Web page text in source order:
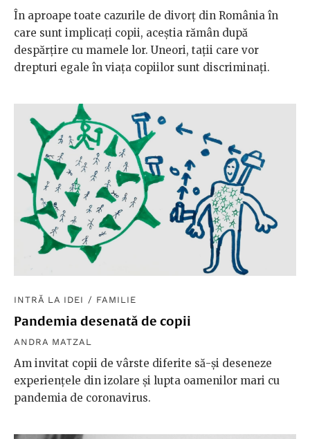
În aproape toate cazurile de divorț din România în
care sunt implicați copii, aceștia rămân după
despărțire cu mamele lor. Uneori, tații care vor
drepturi egale în viața copiilor sunt discriminați.
INTRĂ LA IDEI / FAMILIE
Pandemia desenată de copii
ANDRA MATZAL
Am invitat copii de vârste diferite să-și deseneze
experiențele din izolare și lupta oamenilor mari cu
pandemia de coronavirus.